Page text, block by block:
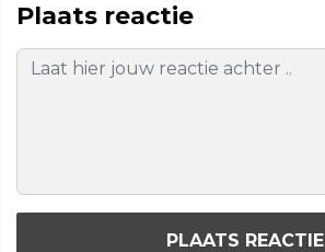
Plaats reactie
PLAATS REACTIE